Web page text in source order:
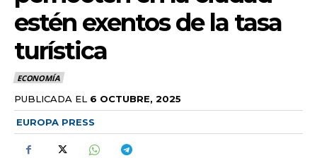
estén exentos de la tasa
turística
ECONOMÍA
PUBLICADA EL 6 OCTUBRE, 2025
EUROPA PRESS